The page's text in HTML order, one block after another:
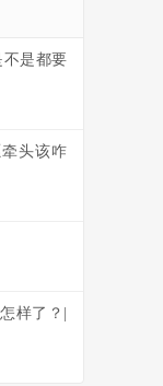
不是都要
头该咋
样了？|